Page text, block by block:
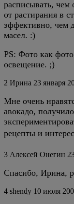
расписывать, чем
от растирания в
эффективно, чем
масел. :)
PS: Фото как
освещение. ;)
2 Ирина 23 января
Мне очень
авокадо,
рецепты и
3 Алексей Онегин
Спасибо, Ирина,
4 shendy 10 июля